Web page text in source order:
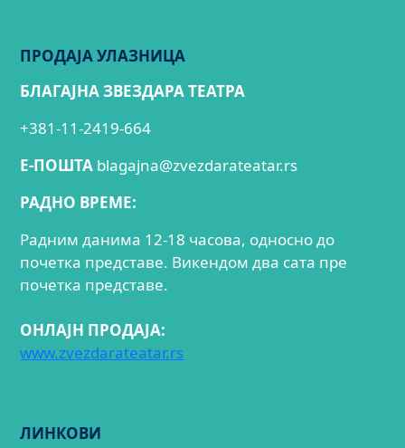
ПРОДАЈА УЛАЗНИЦА
БЛАГАЈНА ЗВЕЗДАРА ТЕАТРА
+381-11-2419-664
E-ПОШТА blagajna@zvezdarateatar.rs
РАДНО ВРЕМЕ:
Радним данима 12-18 часова, односно до
почетка представе. Викендом два сата пре
почетка представе.
ОНЛАЈН ПРОДАЈА:
www.zvezdarateatar.rs
ЛИНКОВИ